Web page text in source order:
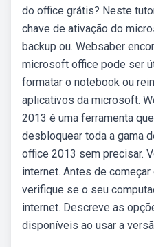
do office grátis? Neste
chave de ativação do
backup ou. Websaber
microsoft office pode ser
formatar o notebook ou
aplicativos da microsoft.
2013 é uma ferramenta
desbloquear toda a gama
office 2013 sem precisar.
internet. Antes de
verifique se o seu
internet. Descreve as
disponíveis ao usar a